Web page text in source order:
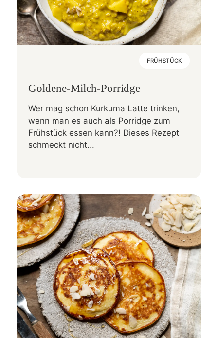
FRÜHSTÜCK
Goldene-Milch-Porridge
Wer mag schon Kurkuma Latte trinken,
wenn man es auch als Porridge zum
Frühstück essen kann?! Dieses Rezept
schmeckt nicht...